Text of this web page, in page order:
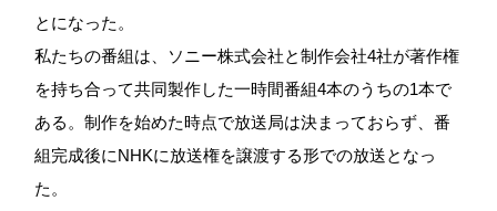
とになった。
私たちの番組は、ソニー株式会社と制作会社4社が著作権
を持ち合って共同製作した一時間番組4本のうちの1本で
ある。制作を始めた時点で放送局は決まっておらず、番
組完成後にNHKに放送権を譲渡する形での放送となっ
た。